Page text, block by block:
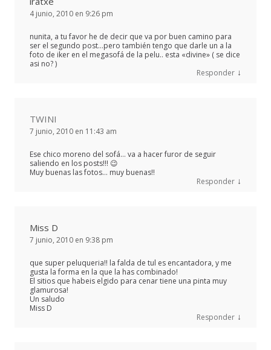
4 junio, 2010 en 9:26 pm
nunita, a tu favor he de decir que va por buen camino para
ser el segundo post…pero también tengo que darle un a la
foto de iker en el megasofá de la pelu.. esta «divine» ( se dice
asi no? )
Responder ↓
TWINI
7 junio, 2010 en 11:43 am
Ese chico moreno del sofá… va a hacer furor de seguir
saliendo en los posts!!! 😉
Muy buenas las fotos… muy buenas!!
Responder ↓
Miss D
7 junio, 2010 en 9:38 pm
que super peluqueria!! la falda de tul es encantadora, y me
gusta la forma en la que la has combinado!
El sitios que habeis elgido para cenar tiene una pinta muy
glamurosa!
Un saludo
Miss D
Responder ↓